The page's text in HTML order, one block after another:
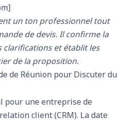
un ton professionnel tout
de devis. Il confirme la
clarifications et établit les
de la proposition.
de Réunion pour Discuter du
pour une entreprise de
client (CRM). La date